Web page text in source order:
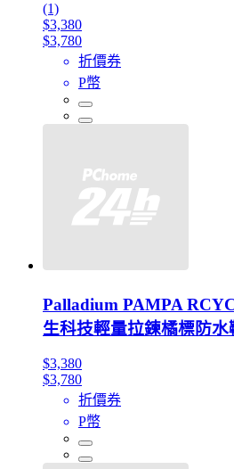
(1)
$3,380
$3,780
折價券
P幣
Palladium PAMPA
生科技輕量拉鍊橘標防水
$3,380
$3,780
折價券
P幣